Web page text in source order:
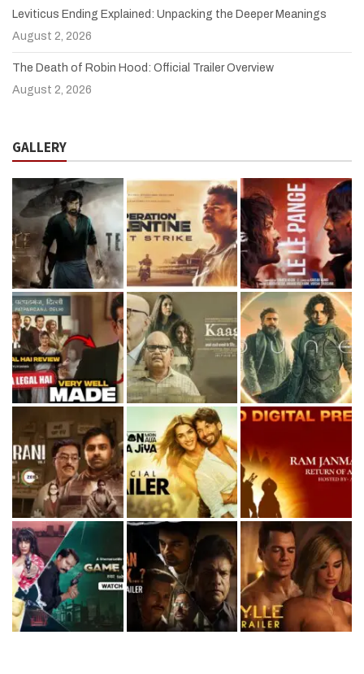
Leviticus Ending Explained: Unpacking the Deeper Meanings
August 2, 2026
The Death of Robin Hood: Official Trailer Overview
August 2, 2026
GALLERY